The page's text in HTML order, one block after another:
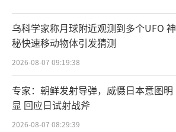
乌科学家称月球附近观测到多个UFO 神
秘快速移动物体引发猜测
2026-08-07 09:19:38
专家：朝鲜发射导弹，威慑日本意图明
显 回应日试射战斧
2026-08-07 08:29:39